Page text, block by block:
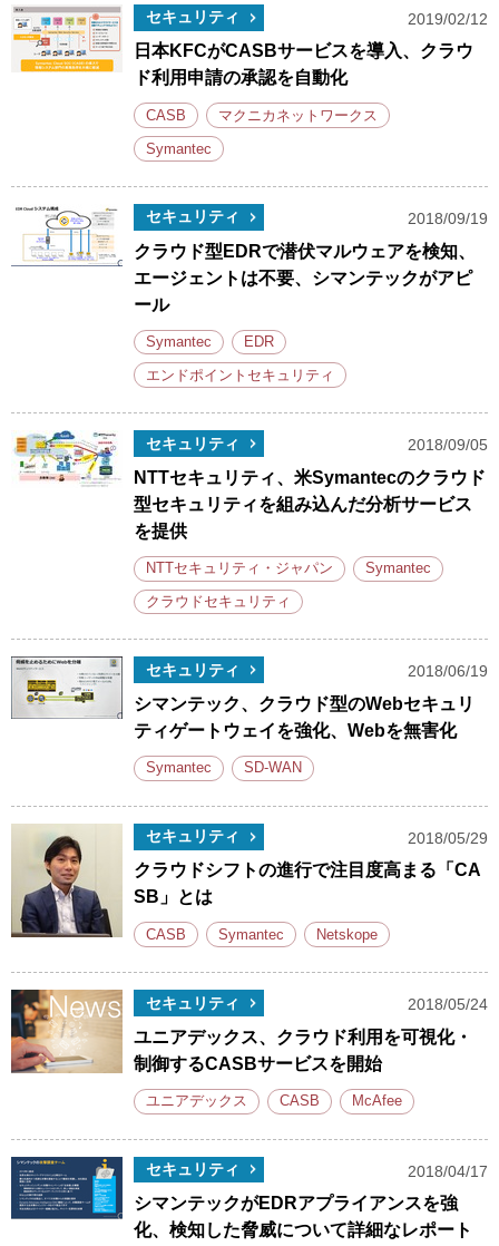
セキュリティ 2019/02/12
日本KFCがCASBサービスを導入、クラウ
ド利用申請の承認を自動化
CASB マクニカネットワークス
Symantec
セキュリティ 2018/09/19
クラウド型EDRで潜伏マルウェアを検知、
エージェントは不要、シマンテックがアピ
ール
Symantec EDR
エンドポイントセキュリティ
セキュリティ 2018/09/05
NTTセキュリティ、米Symantecのクラウド
型セキュリティを組み込んだ分析サービス
を提供
NTTセキュリティ・ジャパン Symantec
クラウドセキュリティ
セキュリティ 2018/06/19
シマンテック、クラウド型のWebセキュリ
ティゲートウェイを強化、Webを無害化
Symantec SD-WAN
セキュリティ 2018/05/29
クラウドシフトの進行で注目度高まる「CA
SB」とは
CASB Symantec Netskope
セキュリティ 2018/05/24
ユニアデックス、クラウド利用を可視化・
制御するCASBサービスを開始
ユニアデックス CASB McAfee
セキュリティ 2018/04/17
シマンテックがEDRアプライアンスを強
化、検知した脅威について詳細なレポート